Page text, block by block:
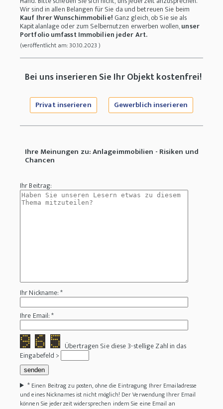
Wir sind in allen Belangen für Sie da und betreuen Sie beim
Kauf Ihrer Wunschimmobilie! Ganz gleich, ob Sie sie als
Kapitalanlage oder zum Selbernutzen erwerben wollen,unser
Portfolio umfasst Immobilien jeder Art.
(veröffentlicht am: 30.10.2023 )
Bei uns inserieren Sie Ihr Objekt kostenfrei!
Privat inserieren Gewerblich inserieren
Ihre Meinungen zu: Anlageimmobilien - Risiken und
Chancen
Ihr Beitrag:
Ihr Nickname: *
Ihre Email: *
Übertragen Sie diese 3-stellige Zahl in das
Eingabefeld >
* Einen Beitrag zu posten, ohne die Eintragung Ihrer Emailadresse
und eines Nicknames ist nicht möglich! Der Verwendung Ihrer Email
können Sie jederzeit widersprechen indem Sie eine Email an